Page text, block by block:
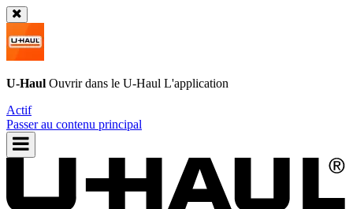
U-Haul Ouvrir dans le U-Haul L'application
Actif
Passer au contenu principal